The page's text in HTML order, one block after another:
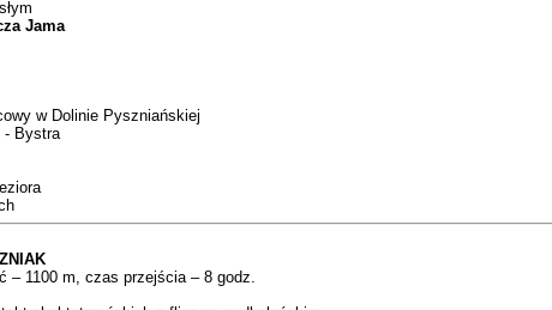
Jama
w Dolinie Pyszniańskiej
- Bystra
– 1100 m, czas przejścia – 8 godz.